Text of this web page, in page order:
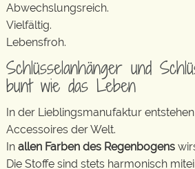
Abwechslungsreich.
Vielfältig.
Lebensfroh.
Schlüsselanhänger und
bunt wie das Leben
In der Lieblingsmanufaktur
Accessoires der Welt.
In allen Farben des Regenbogens
Die Stoffe sind stets harmonisch